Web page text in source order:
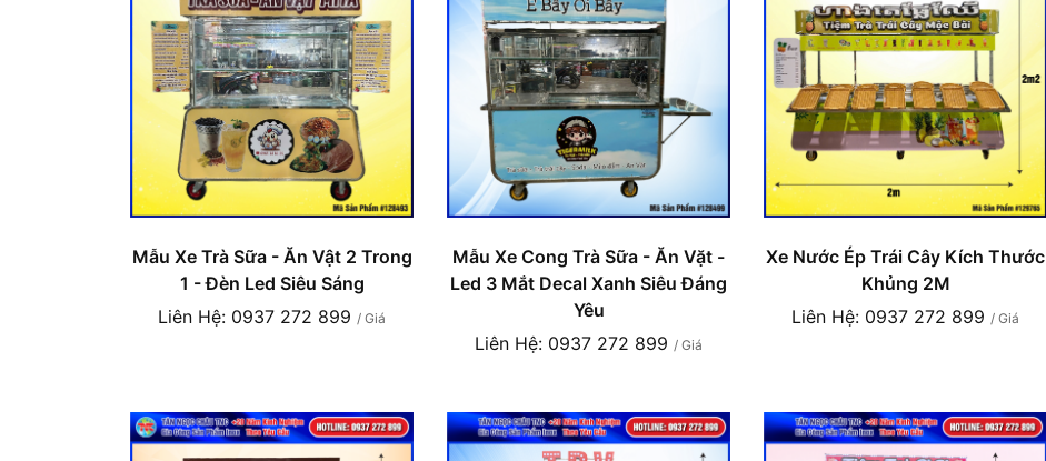
Mẫu Xe Trà Sữa - Ăn Vật 2 Trong
1 - Đèn Led Siêu Sáng
Liên Hệ: 0937 272 899 / Giá
Mẫu Xe Cong Trà Sữa - Ăn Vặt -
Led 3 Mắt Decal Xanh Siêu Đáng
Yêu
Liên Hệ: 0937 272 899 / Giá
Xe Nước Ép Trái Cây Kích Thước
Khủng 2M
Liên Hệ: 0937 272 899 / Giá